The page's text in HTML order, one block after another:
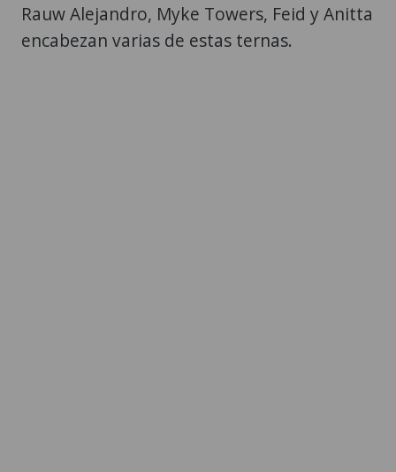
Rauw Alejandro, Myke Towers, Feid y Anitta
encabezan varias de estas ternas.